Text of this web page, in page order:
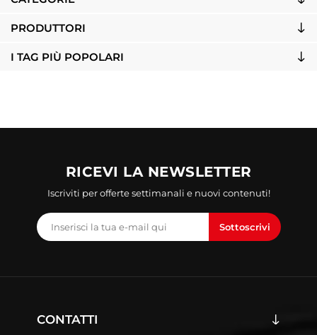
PRODUTTORI
I TAG PIÙ POPOLARI
RICEVI LA NEWSLETTER
Iscriviti per offerte settimanali e nuovi contenuti!
Sottoscrivi
CONTATTI